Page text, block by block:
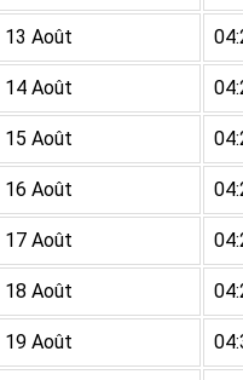
13 Août
14 Août
15 Août
16 Août
17 Août
18 Août
19 Août